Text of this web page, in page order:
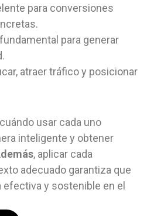
para conversiones
para generar
atraer tráfico y posicionar
usar cada uno
inteligente y obtener
, aplicar cada
adecuado garantiza que
y sostenible en el